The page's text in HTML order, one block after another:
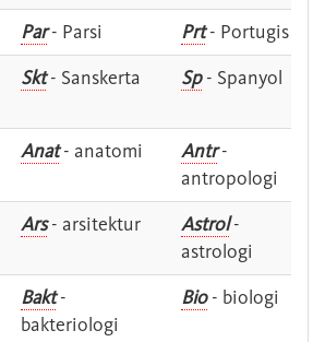
Par- Parsi Prt- Portugis
Skt- Sanskerta Sp- Spanyol
Anat- anatomi Antr-
antropologi
Ars- arsitektur Astrol-
astrologi
Bakt-
bakteriologi
Bio- biologi